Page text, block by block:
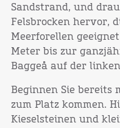
Sandstrand, und
Felsbrocken hervor,
Meerforellen
Meter bis zur
Baggeå auf der
Beginnen Sie bereits
zum Platz kommen.
Kieselsteinen und